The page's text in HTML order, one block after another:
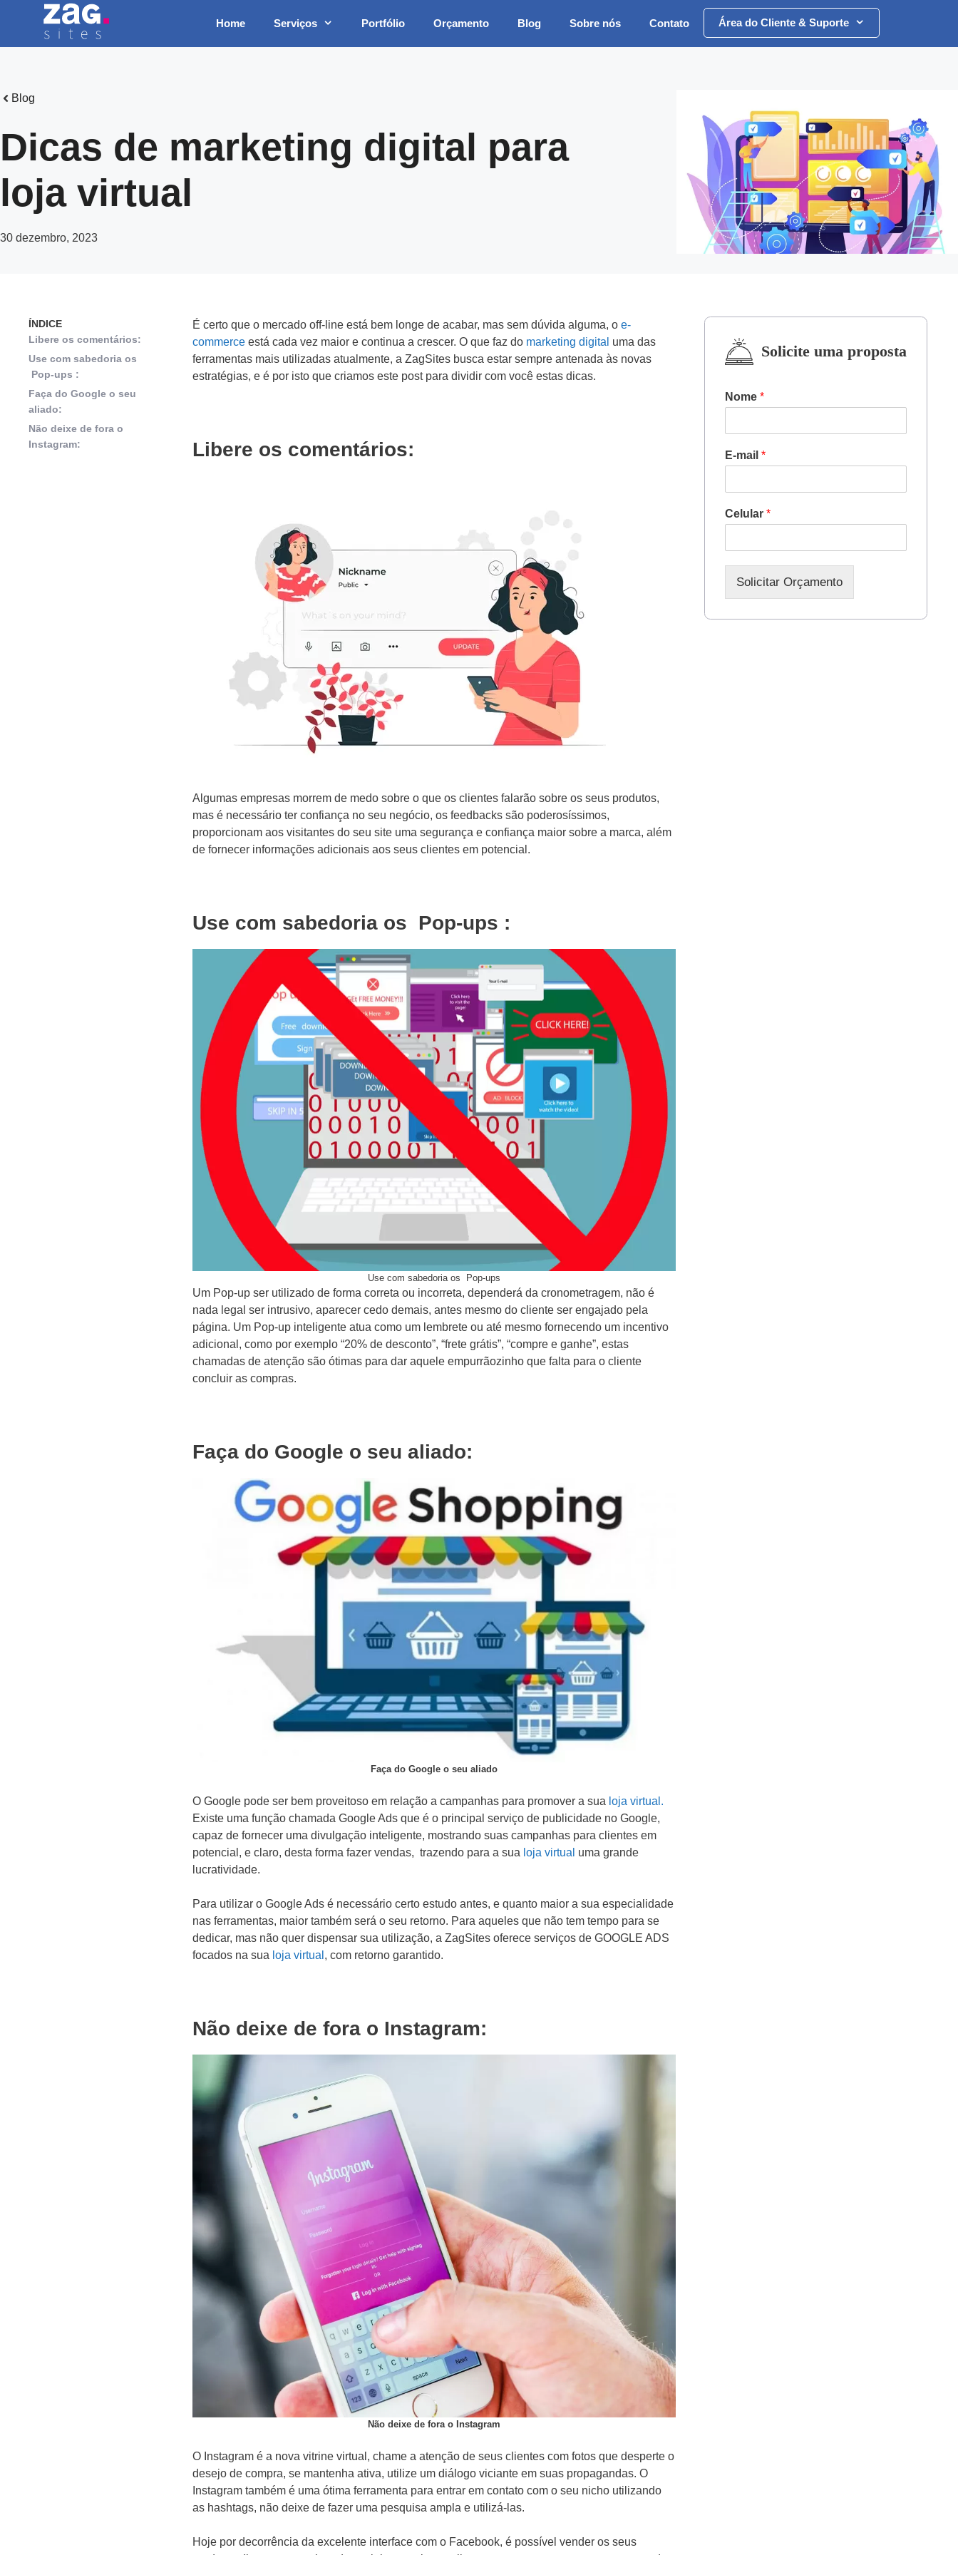
Home Serviços Portfólio Orçamento Blog Sobre nós Contato Área do Cliente & Suporte
Blog
Dicas de marketing digital para
loja virtual
30 dezembro, 2023
É certo que o mercado off-line está bem longe de acabar, mas sem dúvida alguma, o e-
commerceestá cada vez maior e continua a crescer. O que faz do marketing digital uma das
ferramentas mais utilizadas atualmente, a ZagSites busca estar sempre antenada às novas
estratégias, e é por isto que criamos este post para dividir com você estas dicas.
Libere os comentários:
Algumas empresas morrem de medo sobre o que os clientes falarão sobre os seus produtos,
mas é necessário ter confiança no seu negócio, os feedbacks são poderosíssimos,
proporcionam aos visitantes do seu site uma segurança e confiança maior sobre a marca, além
de fornecer informações adicionais aos seus clientes em potencial.
Use com sabedoria os Pop-ups :
Use com sabedoria os Pop-ups
Um Pop-up ser utilizado de forma correta ou incorreta, dependerá da cronometragem, não é
nada legal ser intrusivo, aparecer cedo demais, antes mesmo do cliente ser engajado pela
página. Um Pop-up inteligente atua como um lembrete ou até mesmo fornecendo um incentivo
adicional, como por exemplo “20% de desconto”, “frete grátis”, “compre e ganhe”, estas
chamadas de atenção são ótimas para dar aquele empurrãozinho que falta para o cliente
concluir as compras.
Faça do Google o seu aliado:
Faça do Google o seu aliado
O Google pode ser bem proveitoso em relação a campanhas para promover a sua loja virtual.
Existe uma função chamada Google Ads que é o principal serviço de publicidade no Google,
capaz de fornecer uma divulgação inteligente, mostrando suas campanhas para clientes em
potencial, e claro, desta forma fazer vendas, trazendo para a sua loja virtual uma grande
lucratividade.
Para utilizar o Google Ads é necessário certo estudo antes, e quanto maior a sua especialidade
nas ferramentas, maior também será o seu retorno. Para aqueles que não tem tempo para se
dedicar, mas não quer dispensar sua utilização, a ZagSites oferece serviços de GOOGLE ADS
focados na sua loja virtual , com retorno garantido.
Não deixe de fora o Instagram:
Não deixe de fora o Instagram
O Instagram é a nova vitrine virtual, chame a atenção de seus clientes com fotos que desperte o
desejo de compra, se mantenha ativa, utilize um diálogo viciante em suas propagandas. O
Instagram também é uma ótima ferramenta para entrar em contato com o seu nicho utilizando
as hashtags, não deixe de fazer uma pesquisa ampla e utilizá-las.
Hoje por decorrência da excelente interface com o Facebook, é possível vender os seus
ÍNDICE
Libere os comentários:
Use com sabedoria os
Pop-ups :
Faça do Google o seu
aliado:
Não deixe de fora o
Instagram:
Solicite uma proposta
Nome *
E-mail *
Celular *
Solicitar Orçamento
SEO (Ranking no Google)
Marketing Digital
WHATSAPP: (62) 99168 - 8014